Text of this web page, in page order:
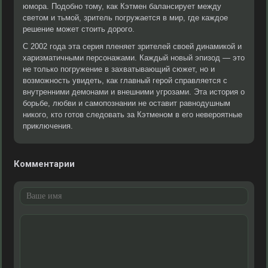
юмора. Подобно тому, как Кэтмен балансирует между
светом и тьмой, зритель погружается в мир, где каждое
решение может стоить дорого.
С 2002 года эта серия пленяет зрителей своей динамикой и
харизматичными персонажами. Каждый новый эпизод — это
не только погружение в захватывающий сюжет, но и
возможность увидеть, как главный герой справляется с
внутренними демонами и внешними угрозами. Эта история о
борьбе, любви и самопознании не оставит равнодушным
никого, кто готов следовать за Кэтменом в его невероятные
приключения.
Комментарии